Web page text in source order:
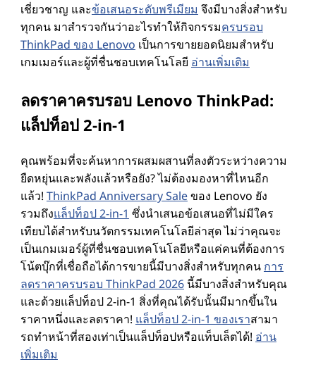
เชี่ยวชาญ และข้อเสนอระดับพรีเมียม จึงมีบางสิ่งสําหรับ
ทุกคน มาสํารวจกันว่าอะไรทําให้กิจกรรมครบรอบ
ThinkPad ของ Lenovo เป็นการขายยอดนิยมสําหรับ
เกมเมอร์และผู้ที่ชื่นชอบเทคโนโลยี อ่านเพิ่มเติม
ลดราคาครบรอบ Lenovo ThinkPad:
แล็ปท็อป 2-in-1
คุณพร้อมที่จะค้นหาการผสมผสานที่ลงตัวระหว่างความ
ยืดหยุ่นและพลังแล้วหรือยัง? ไม่ต้องมองหาที่ไหนอีก
แล้ว! ThinkPad Anniversary Saleของ Lenovo ยัง
รวมถึงแล็ปท็อป 2-in-1 ซึ่งนําเสนอข้อเสนอที่ไม่มีใคร
เทียบได้สําหรับนวัตกรรมเทคโนโลยีล่าสุด ไม่ว่าคุณจะ
เป็นเกมเมอร์ผู้ที่ชื่นชอบเทคโนโลยีหรือแค่คนที่ต้องการ
โน้ตบุ๊กที่เชื่อถือได้การขายนี้มีบางสิ่งสําหรับทุกคน การ
ลดราคาครบรอบ ThinkPad 2026นี้มีบางสิ่งสําหรับคุณ
และด้วยแล็ปท็อป 2-in-1 สิ่งที่คุณได้รับนั้นมีมากขึ้นใน
ราคาหนึ่งและลดราคา! แล็ปท็อป 2-in-1 ของเราสามา
รถทําหน้าที่สองเท่าเป็นแล็ปท็อปหรือแท็บเล็ตได้! อ่าน
เพิ่มเติม